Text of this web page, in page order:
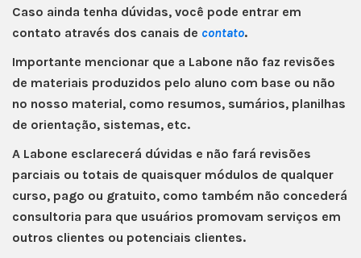
Caso ainda tenha dúvidas, você pode entrar em
contato através dos canais de contato.
Importante mencionar que a Labone não faz revisões
de materiais produzidos pelo aluno com base ou não
no nosso material, como resumos, sumários, planilhas
de orientação, sistemas, etc.
A Labone esclarecerá dúvidas e não fará revisões
parciais ou totais de quaisquer módulos de qualquer
curso, pago ou gratuito, como também não concederá
consultoria para que usuários promovam serviços em
outros clientes ou potenciais clientes.